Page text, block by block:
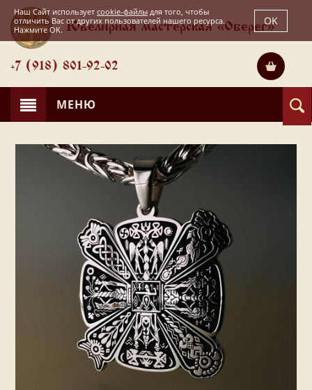
Ювелирная мастерская «Оберег»
+7 (918) 801-92-02
МЕНЮ
Наш Сайт использует cookie-файлы для того, чтобы
отличить Вас от других пользователей нашего ресурса.
Нажмите OK.
OK